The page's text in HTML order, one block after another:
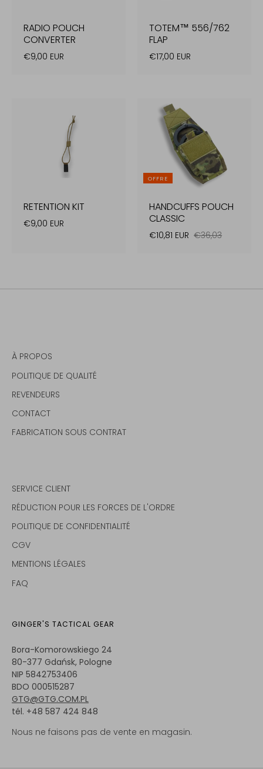
RADIO POUCH
CONVERTER
€9,00 EUR
TOTEM™ 556/762
FLAP
€17,00 EUR
RETENTION KIT
€9,00 EUR
OFFRE
HANDCUFFS POUCH
CLASSIC
€10,81 EUR €36,03
À PROPOS
POLITIQUE DE QUALITÉ
REVENDEURS
CONTACT
FABRICATION SOUS CONTRAT
SERVICE CLIENT
RÉDUCTION POUR LES FORCES DE L'ORDRE
POLITIQUE DE CONFIDENTIALITÉ
CGV
MENTIONS LÉGALES
FAQ
GINGER'S TACTICAL GEAR
Bora-Komorowskiego 24
80-377 Gdańsk, Pologne
NIP 5842753406
BDO 000515287
GTG@GTG.COM.PL
tél. +48 587 424 848
Nous ne faisons pas de vente en magasin.